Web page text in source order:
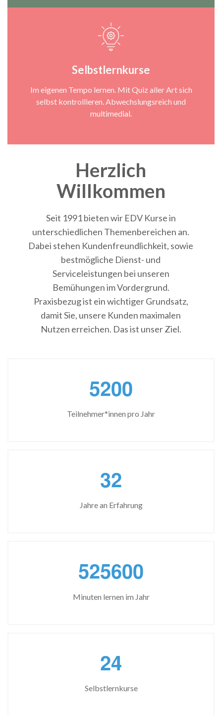
Selbstlernkurse
Im eigenen Tempo lernen. Mit Quiz aller Art sich
selbst kontrollieren. Abwechslungsreich und
multimedial.
Herzlich
Willkommen
Seit 1991 bieten wir EDV Kurse in
unterschiedlichen Themenbereichen an.
Dabei stehen Kundenfreundlichkeit, sowie
bestmögliche Dienst- und
Serviceleistungen bei unseren
Bemühungen im Vordergrund.
Praxisbezug ist ein wichtiger Grundsatz,
damit Sie, unsere Kunden maximalen
Nutzen erreichen. Das ist unser Ziel.
5200
Teilnehmer*innen pro Jahr
32
Jahre an Erfahrung
525600
Minuten lernen im Jahr
24
Selbstlernkurse